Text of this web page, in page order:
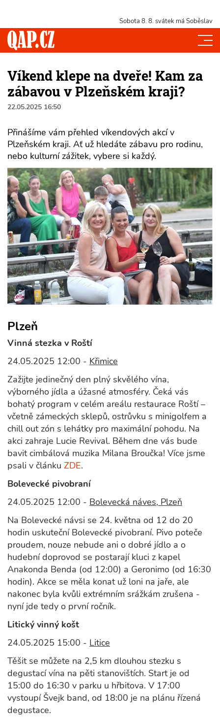
Sobota 8. 8. svátek má Soběslav
Víkend klepe na dveře! Kam za
zábavou v Plzeňském kraji?
22.05.2025 16:50
Přinášíme vám přehled víkendových akcí v
Plzeňském kraji. Ať už hledáte zábavu pro rodinu,
nebo kulturní zážitek, vybere si každý.
Plzeň
Vinná stezka v Roští
24.05.2025 12:00 - Křimice
Zažijte jedinečný den plný skvělého vína,
výborného jídla a úžasné atmosféry. Čeká vás
bohatý program v celém areálu restaurace Roští –
včetně zámeckých sklepů, ostrůvku s minigolfem a
chill out zón s lehátky pro maximální pohodu. Na
akci zahraje Lucie Revival. Během dne vás bude
bavit cimbálová muzika Milana Broučka! Více jsme
psali v článku ZDE.
Bolevecké pivobraní
24.05.2025 12:00 - Bolevecká náves, Plzeň
Na Bolevecké návsi se 24. května od 12 do 20
hodin uskuteční Bolevecké pivobraní. Pivo poteče
proudem, nouze nebude ani o dobré jídlo a o
hudební doprovod se postarají kluci z kapel
Anakonda Benda (od 12:00) a Geronimo (od 16:30
hodin). Akce se měla konat už loni na jaře, ale
nakonec byla kvůli extrémním srážkám zrušena -
nyní jde tedy o první ročník.
Litický vinný košt
24.05.2025 15:00 - Litice
Těšit se můžete na 2,5 km dlouhou stezku s
degustací vína na pěti stanovištích. Start je od
15:00 do 16:30 v parku u hřbitova. V 17:00
vystoupí Švejk band, od 18:00 je na plánu řízená
degustace.